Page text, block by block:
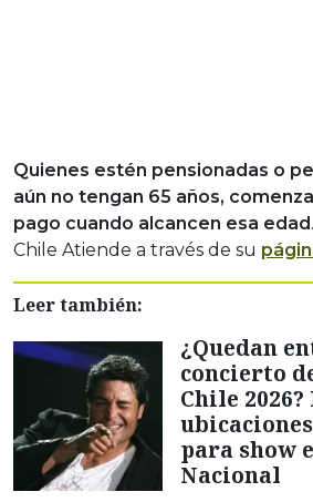
Quienes estén pensionadas o
aún no tengan 65 años,
pago cuando alcancen esa edad
Chile Atiende a través de su
Leer también:
¿Quedan
concierto
Chile
para show
Nacional